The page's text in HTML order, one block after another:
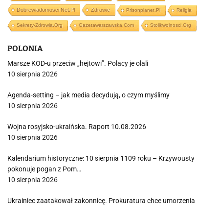
Dobrewiadomosci.net.pl Zdrowie Prisonplanet.pl Religia
Sekrety-Zdrowia.org Gazetawarszawska.com Stolikwolnosci.org
POLONIA
Marsze KOD-u przeciw „hejtowi”. Polacy je olali
10 sierpnia 2026
Agenda-setting – jak media decydują, o czym myślimy
10 sierpnia 2026
Wojna rosyjsko-ukraińska. Raport 10.08.2026
10 sierpnia 2026
Kalendarium historyczne: 10 sierpnia 1109 roku – Krzywousty
pokonuje pogan z Pom…
10 sierpnia 2026
Ukrainiec zaatakował zakonnicę. Prokuratura chce umorzenia